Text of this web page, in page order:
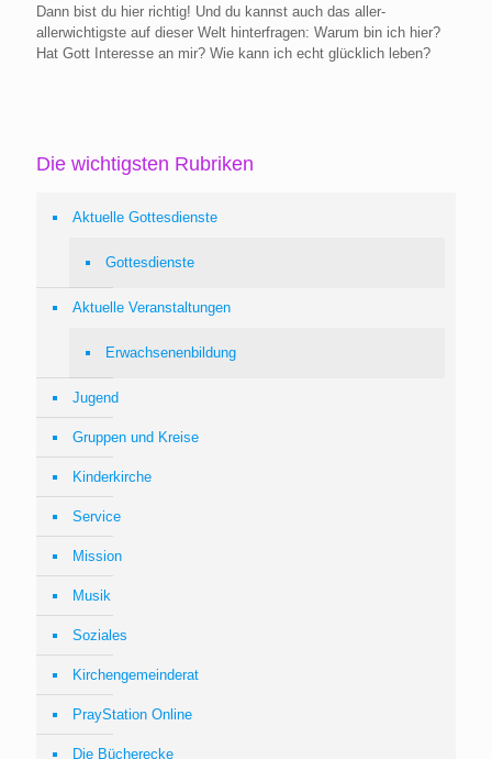
Dann bist du hier richtig! Und du kannst auch das aller-
allerwichtigste auf dieser Welt hinterfragen: Warum bin ich hier?
Hat Gott Interesse an mir? Wie kann ich echt glücklich leben?
Die wichtigsten Rubriken
Aktuelle Gottesdienste
Gottesdienste
Aktuelle Veranstaltungen
Erwachsenenbildung
Jugend
Gruppen und Kreise
Kinderkirche
Service
Mission
Musik
Soziales
Kirchengemeinderat
PrayStation Online
Die Bücherecke